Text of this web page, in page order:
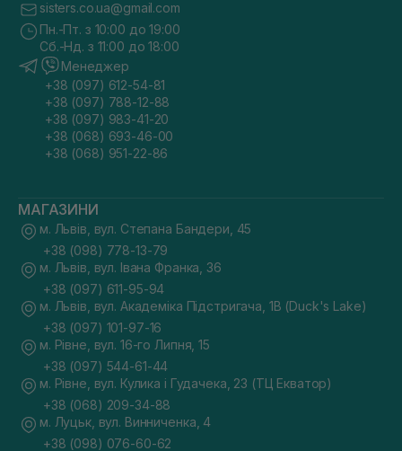
sisters.co.ua@gmail.com
Пн.-Пт. з 10:00 до 19:00
Сб.-Нд. з 11:00 до 18:00
Менеджер
+38 (097) 612-54-81
+38 (097) 788-12-88
+38 (097) 983-41-20
+38 (068) 693-46-00
+38 (068) 951-22-86
МАГАЗИНИ
м. Львів, вул. Степана Бандери, 45
+38 (098) 778-13-79
м. Львів, вул. Івана Франка, 36
+38 (097) 611-95-94
м. Львів, вул. Академіка Підстригача, 1В (Duck's Lake)
+38 (097) 101-97-16
м. Рівне, вул. 16-го Липня, 15
+38 (097) 544-61-44
м. Рівне, вул. Кулика і Гудачека, 23 (ТЦ Екватор)
+38 (068) 209-34-88
м. Луцьк, вул. Винниченка, 4
+38 (098) 076-60-62